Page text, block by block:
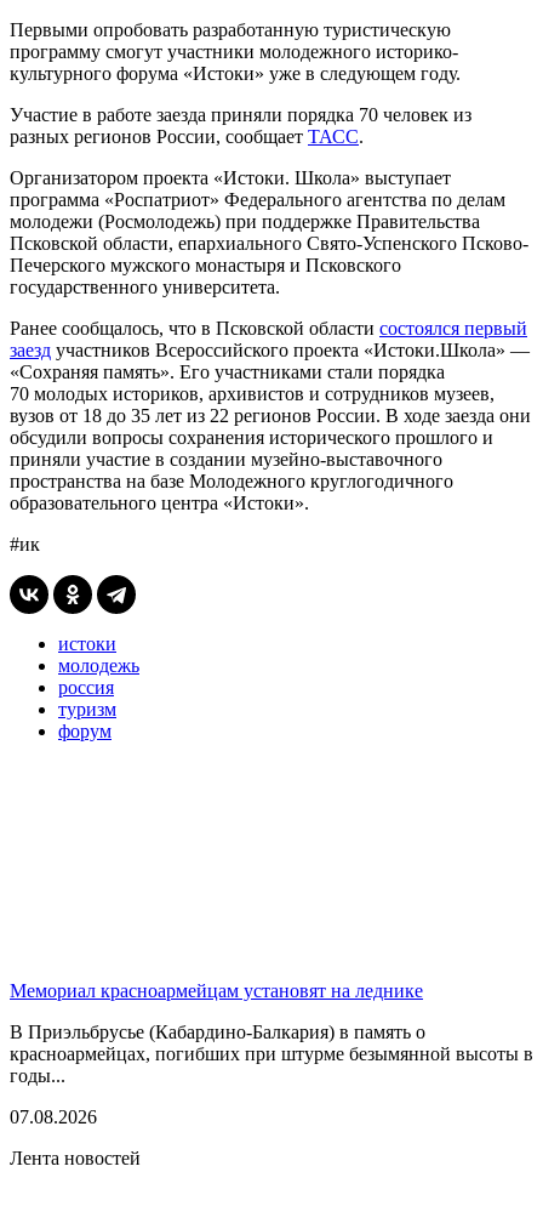
Первыми опробовать разработанную туристическую
программу смогут участники молодежного историко-
культурного форума «Истоки» уже в следующем году.
Участие в работе заезда приняли порядка 70 человек из
разных регионов России, сообщает ТАСС.
Организатором проекта «Истоки. Школа» выступает
программа «Роспатриот» Федерального агентства по делам
молодежи (Росмолодежь) при поддержке Правительства
Псковской области, епархиального Свято-Успенского Псково-
Печерского мужского монастыря и Псковского
государственного университета.
Ранее сообщалось, что в Псковской области состоялся первый
заезд участников Всероссийского проекта «Истоки.Школа» —
«Сохраняя память». Его участниками стали порядка
70 молодых историков, архивистов и сотрудников музеев,
вузов от 18 до 35 лет из 22 регионов России. В ходе заезда они
обсудили вопросы сохранения исторического прошлого и
приняли участие в создании музейно-выставочного
пространства на базе Молодежного круглогодичного
образовательного центра «Истоки».
#ик
истоки
молодежь
россия
туризм
форум
Мемориал красноармейцам установят на леднике
В Приэльбрусье (Кабардино-Балкария) в память о
красноармейцах, погибших при штурме безымянной высоты в
годы...
07.08.2026
Лента новостей